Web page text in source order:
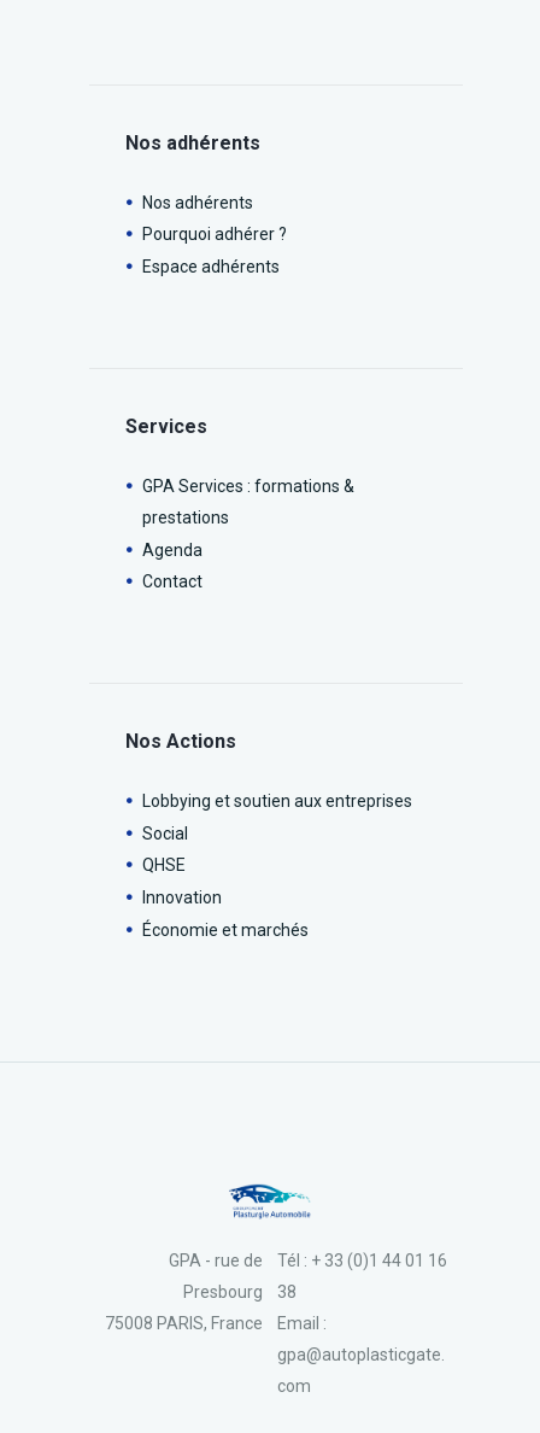
Nos adhérents
Nos adhérents
Pourquoi adhérer ?
Espace adhérents
Services
GPA Services : formations &
prestations
Agenda
Contact
Nos Actions
Lobbying et soutien aux entreprises
Social
QHSE
Innovation
Économie et marchés
Tél : + 33 (0)1 44 01 16
38
Email :
gpa@autoplasticgate.
com
GPA - rue de
Presbourg
75008 PARIS, France